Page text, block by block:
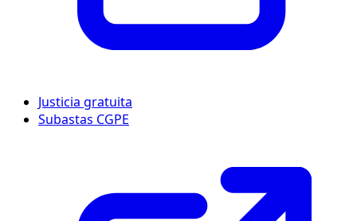
Justicia gratuita
Subastas CGPE